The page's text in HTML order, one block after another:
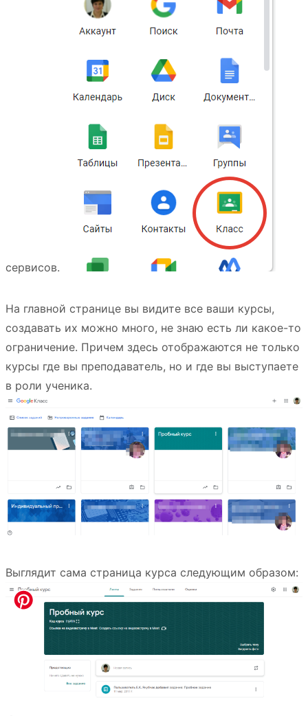
сервисов.
На главной странице вы видите все ваши курсы,
создавать их можно много, не знаю есть ли какое-то
ограничение. Причем здесь отображаются не только
курсы где вы преподаватель, но и где вы выступаете
в роли ученика.
Выглядит сама страница курса следующим образом: